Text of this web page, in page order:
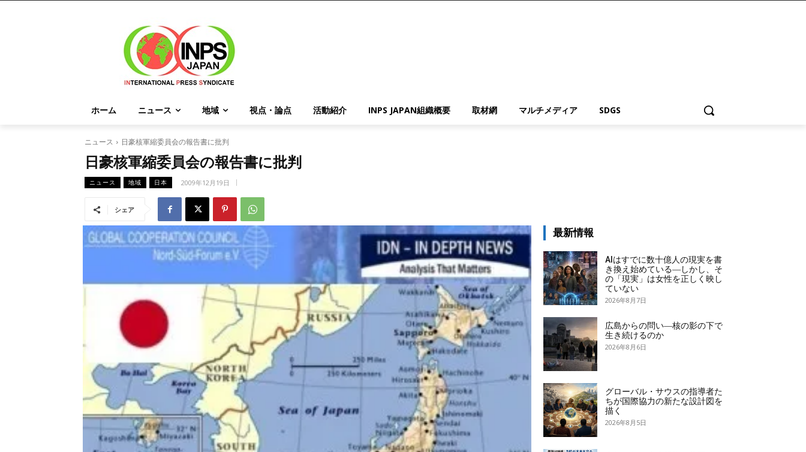
ホーム ニュース 地域 視点・論点 活動紹介 INPS JAPAN組織概要 取材網 マルチメディア SDGS
ニュース 日豪核軍縮委員会の報告書に批判
日豪核軍縮委員会の報告書に批判
ニュース 地域 日本 2009年12月19日
シェア
最新情報
AIはすでに数十億人の現実を書
き換え始めている―しかし、そ
の「現実」は女性を正しく映し
ていない
2026年8月7日
広島からの問い―核の影の下で
生き続けるのか
2026年8月6日
グローバル・サウスの指導者た
ちが国際協力の新たな設計図を
描く
2026年8月5日